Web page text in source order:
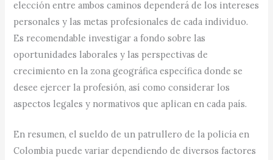
elección entre ambos caminos dependerá de los intereses
personales y las metas profesionales de cada individuo.
Es recomendable investigar a fondo sobre las
oportunidades laborales y las perspectivas de
crecimiento en la zona geográfica específica donde se
desee ejercer la profesión, así como considerar los
aspectos legales y normativos que aplican en cada país.
En resumen, el sueldo de un patrullero de la policía en
Colombia puede variar dependiendo de diversos factores